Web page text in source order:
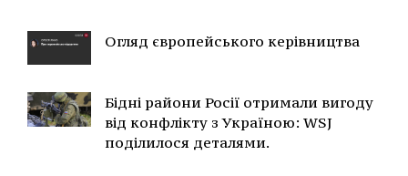
Огляд європейського керівництва
Бідні райони Росії отримали вигоду
від конфлікту з Україною: WSJ
поділилося деталями.